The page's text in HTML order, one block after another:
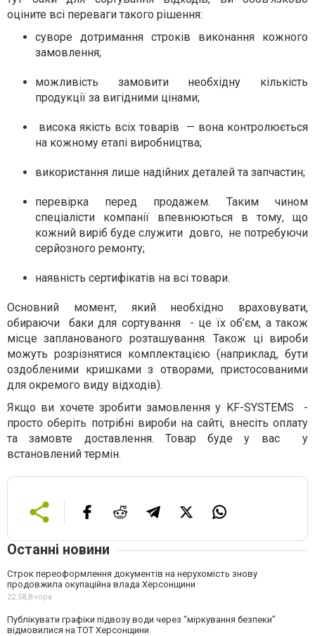
оціните всі переваги такого рішення:
суворе дотримання строків виконання кожного
замовлення;
можливість замовити необхідну кількість
продукції за вигідними цінами;
висока якість всіх товарів — вона контролюється
на кожному етапі виробництва;
використання лише надійних деталей та запчастин;
перевірка перед продажем. Таким чином
спеціалісти компанії впевнюються в тому, що
кожний виріб буде служити довго, не потребуючи
серйозного ремонту;
наявність сертифікатів на всі товари.
Основний момент, який необхідно враховувати,
обираючи баки для сортування - це їх об’єм, а також
місце запланованого розташування. Також ці вироби
можуть розрізнятися комплектацією (наприклад, бути
оздобленими кришками з отворами, пристосованими
для окремого виду відходів).
Якщо ви хочете зробити замовлення у KF-SYSTEMS -
просто оберіть потрібні вироби на сайті, внесіть оплату
та замовте доставлення. Товар буде у вас у
встановлений термін.
Останні новини
Строк переоформлення документів на нерухомість знову
продовжила окупаційна влада Херсонщини
22:58,Вчора
Публікувати графіки підвозу води через “міркування безпеки”
відмовилися на ТОТ Херсонщини